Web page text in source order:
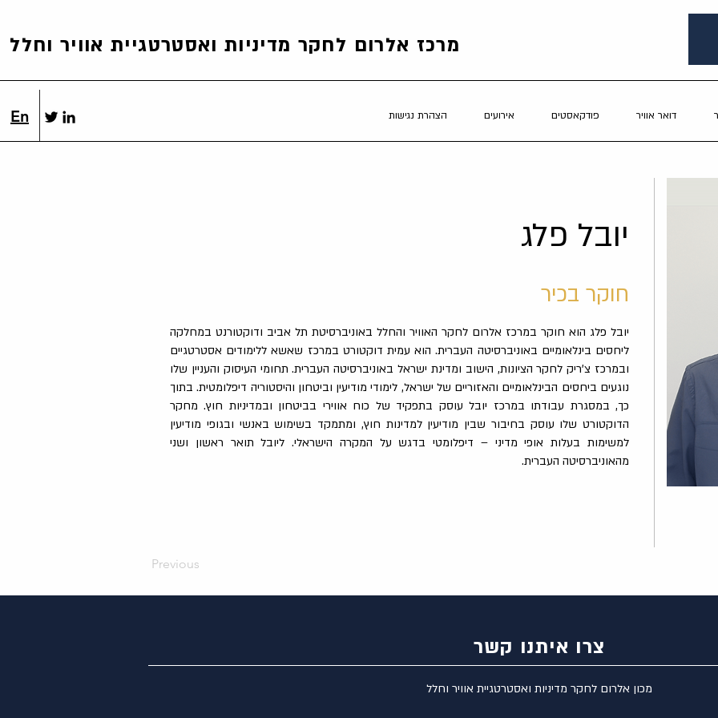
מרכז אלרום לחקר מדיניות ואסטרטגיית אוויר וחלל
En דואר אוויר פודקאסטים אירועים הצהרת נגישות
יובל פלג
חוקר בכיר
יובל פלג הוא חוקר במרכז אלרום לחקר האוויר והחלל באוניברסיטת תל אביב ודוקטורנט במחלקה
ליחסים בינלאומיים באוניברסיטה העברית. הוא עמית דוקטורט במרכז שאשא ללימודים אסטרטגיים
ובמרכז צ'ריק לחקר הציונות, הישוב ומדינת ישראל באוניברסיטה העברית. תחומי העיסוק והעניין שלו
נוגעים ביחסים הבינלאומיים והאזוריים של ישראל, לימודי מודיעין וביטחון והיסטוריה דיפלומטית. בתוך
כך, במסגרת עבודתו במרכז יובל עוסק בתפקיד של כוח אווירי בביטחון ובמדיניות חוץ. מחקר
הדוקטורט שלו עוסק בחיבור שבין מודיעין למדינות חוץ, ומתמקד בשימוש באנשי ובגופי מודיעין
למשימות בעלות אופי מדיני – דיפלומטי בדגש על המקרה הישראלי. ליובל תואר ראשון ושני
מהאוניברסיטה העברית.
Previous
צרו איתנו קשר
מכון אלרום לחקר מדיניות ואסטרטגיית אוויר וחלל